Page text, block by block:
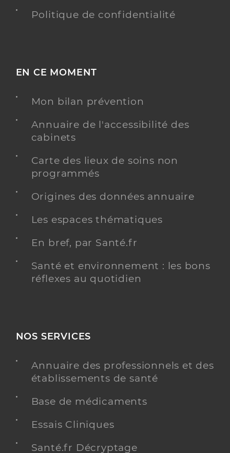
Politique de confidentialité
EN CE MOMENT
Mon bilan prévention
Annuaire de l'accessibilité des
cabinets
Carte des lieux de soins non
programmés
Origines des données annuaire
Les espaces thématiques
En bref, par Santé.fr
Santé et environnement : les bons
réflexes au quotidien
NOS SERVICES
Annuaire des professionnels et des
établissements de santé
Base de médicaments
Essais Cliniques
Santé.fr Décryptage